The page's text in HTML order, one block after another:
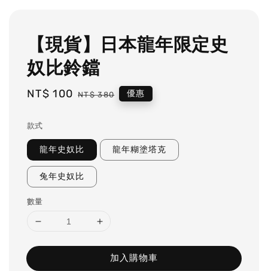
【現貨】日本龍年限定史
奴比鈴鐺
Sale
NT$ 100 Regular
NT$ 380 優惠
款式
龍年史奴比 龍年糊塗塔克
兔年史奴比
數量
加入購物車